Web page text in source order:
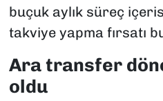
buçuk aylık süreç
takviye yapma fırsatı
Ara transfer
oldu